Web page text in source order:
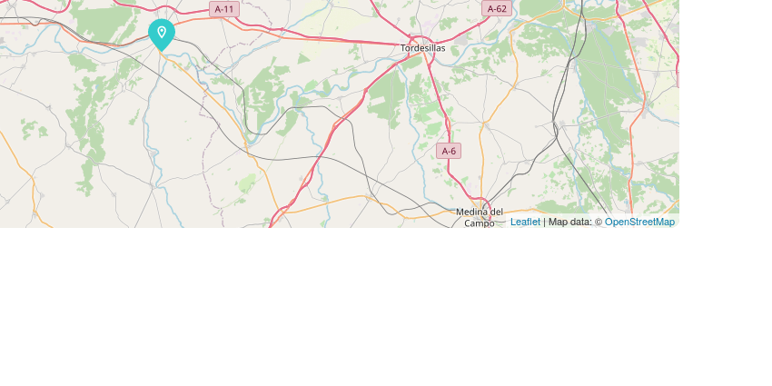
Leaflet| Map data: ©OpenStreetMap